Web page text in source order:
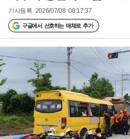
기사등록 2026/07/08 08:17:37
구글에서 선호하는 매체로 추가